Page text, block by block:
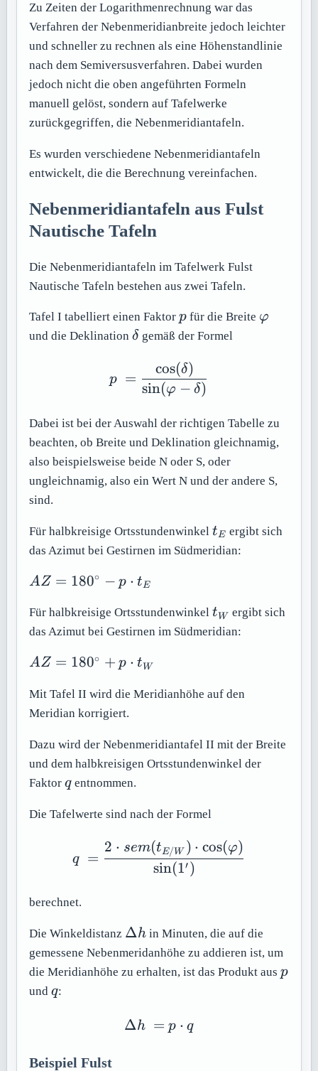
Zu Zeiten der Logarithmenrechnung war das
Verfahren der Nebenmeridianbreite jedoch leichter
und schneller zu rechnen als eine Höhenstandlinie
nach dem Semiversusverfahren. Dabei wurden
jedoch nicht die oben angeführten Formeln
manuell gelöst, sondern auf Tafelwerke
zurückgegriffen, die Nebenmeridiantafeln.
Es wurden verschiedene Nebenmeridiantafeln
entwickelt, die die Berechnung vereinfachen.
Nebenmeridiantafeln aus Fulst
Nautische Tafeln
Die Nebenmeridiantafeln im Tafelwerk Fulst
Nautische Tafeln bestehen aus zwei Tafeln.
Tafel I tabelliert einen Faktorp
p für die Breite \varphi
φ
und die Deklination\delta
δ gemäß der Formel
p\ = \frac
p =
sin(φ − δ)
cos(δ)
Dabei ist bei der Auswahl der richtigen Tabelle zu
beachten, ob Breite und Deklination gleichnamig,
also beispielsweise beide N oder S, oder
ungleichnamig, also ein Wert N und der andere S,
sind.
Für halbkreisige Ortsstundenwinkelt_E
tE ergibt sich
das Azimut bei Gestirnen im Südmeridian:
AZ =
- p \cdot
t_E
A Z = 180∘ − p ⋅ tE
Für halbkreisige Ortsstundenwinkelt_W
tW ergibt sich
das Azimut bei Gestirnen im Südmeridian:
AZ =
+ p
\cdot
AZ = 180∘ + p ⋅ tW
Mit Tafel II wird die Meridianhöhe auf den
Meridian korrigiert.
Dazu wird der Nebenmeridiantafel II mit der Breite
und dem halbkreisigen Ortsstundenwinkel der
Faktorq
qentnommen.
Die Tafelwerte sind nach der Formel
q\ = \frac {2 \cdot
q =
sin(1′ )
2 ⋅ sem(tE/W ) ⋅ cos(φ)
berechnet.
Die Winkeldistanz \Delta
h
Δh in Minuten, die auf die
gemessene Nebenmeridanhöhe zu addieren ist, um
die Meridianhöhe zu erhalten, ist das Produkt ausp
p
undq
q:
\Delta h\ = p \cdot q
Δh = p ⋅ q
Beispiel Fulst